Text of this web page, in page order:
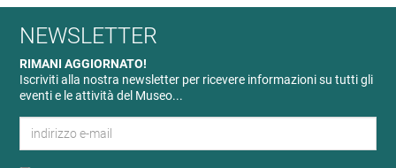
NEWSLETTER
RIMANI AGGIORNATO!
Iscriviti alla nostra newsletter per ricevere informazioni su tutti gli
eventi e le attività del Museo...